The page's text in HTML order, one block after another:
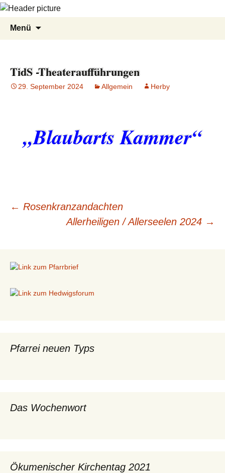
Menü
TidS -Theateraufführungen
29. September 2024 Allgemein Herby
„Blaubarts Kammer“
Beitragsnavigation
← Rosenkranzandachten
Allerheiligen / Allerseelen 2024 →
Pfarrei neuen Typs
Das Wochenwort
Ökumenischer Kirchentag 2021